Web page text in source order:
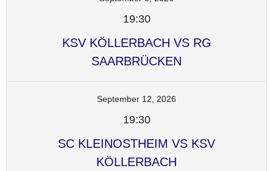
19:30
KSV KÖLLERBACH VS RG
SAARBRÜCKEN
September 12, 2026
19:30
SC KLEINOSTHEIM VS KSV
KÖLLERBACH